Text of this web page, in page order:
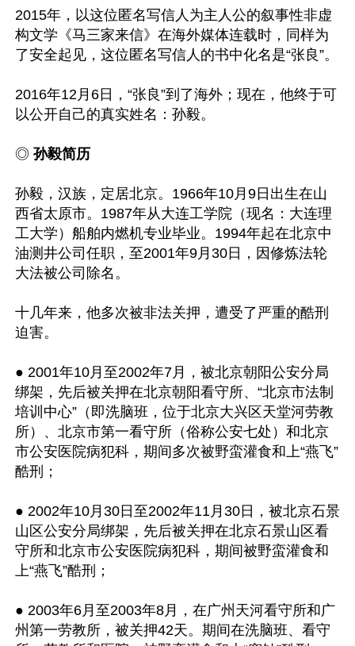
2015年，以这位匿名写信人为主人公的叙事性非虚
构文学《马三家来信》在海外媒体连载时，同样为
了安全起见，这位匿名写信人的书中化名是“张良”。
2016年12月6日，“张良”到了海外；现在，他终于可
以公开自己的真实姓名：孙毅。
◎ 孙毅简历
孙毅，汉族，定居北京。1966年10月9日出生在山
西省太原市。1987年从大连工学院（现名：大连理
工大学）船舶内燃机专业毕业。1994年起在北京中
油测井公司任职，至2001年9月30日，因修炼法轮
大法被公司除名。
十几年来，他多次被非法关押，遭受了严重的酷刑
迫害。
● 2001年10月至2002年7月，被北京朝阳公安分局
绑架，先后被关押在北京朝阳看守所、“北京市法制
培训中心”（即洗脑班，位于北京大兴区天堂河劳教
所）、北京市第一看守所（俗称公安七处）和北京
市公安医院病犯科，期间多次被野蛮灌食和上“燕飞”
酷刑；
● 2002年10月30日至2002年11月30日，被北京石景
山区公安分局绑架，先后被关押在北京石景山区看
守所和北京市公安医院病犯科，期间被野蛮灌食和
上“燕飞”酷刑；
● 2003年6月至2003年8月，在广州天河看守所和广
州第一劳教所，被关押42天。期间在洗脑班、看守